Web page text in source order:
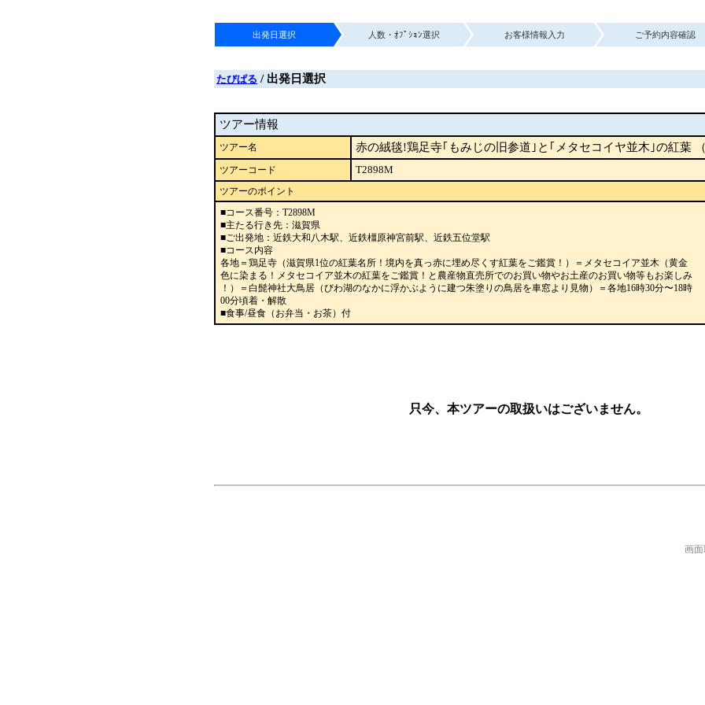
出発日選択 人数・ｵﾌﾟｼｮﾝ選択 お客様情報入力 ご予約内容確認
たびぱる / 出発日選択
ツアー情報
ツアー名 赤の絨毯!鶏足寺｢もみじの旧参道｣と｢メタセコイヤ並木｣の紅葉 （
ツアーコード T2898M
ツアーのポイント
■コース番号：T2898M
■主たる行き先：滋賀県
■ご出発地：近鉄大和八木駅、近鉄橿原神宮前駅、近鉄五位堂駅
■コース内容
各地＝鶏足寺（滋賀県1位の紅葉名所！境内を真っ赤に埋め尽くす紅葉をご鑑賞！）＝メタセコイア並木（黄金
色に染まる！メタセコイア並木の紅葉をご鑑賞！と農産物直売所でのお買い物やお土産のお買い物等もお楽しみ
！）＝白髭神社大鳥居（びわ湖のなかに浮かぶように建つ朱塗りの鳥居を車窓より見物）＝各地16時30分〜18時
00分頃着・解散
■食事/昼食（お弁当・お茶）付
只今、本ツアーの取扱いはございません。
画面